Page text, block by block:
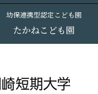
幼保連携型認定こども園
たかねこども園